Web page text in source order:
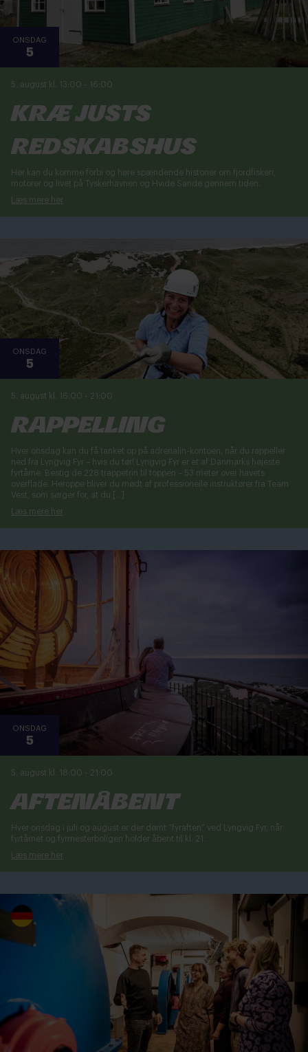
ONSDAG
5
5. august kl. 13:00 - 16:00
Kræ Justs
Redskabshus
Her kan du komme forbi og høre spændende historier om fjordfiskeri,
motorer og livet på Tyskerhavnen og Hvide Sande gennem tiden.
Læs mere her
ONSDAG
5
5. august kl. 16:00 - 21:00
Rappelling
Hver onsdag kan du få tanket op på adrenalin-kontoen, når du rappeller
ned fra Lyngvig Fyr – hvis du tør! Lyngvig Fyr er et af Danmarks højeste
fyrtårne. Bestig de 228 trappetrin til toppen – 53 meter over havets
overflade. Heroppe bliver du mødt af professionelle instruktører fra Team
Vest, som sørger for, at du […]
Læs mere her
ONSDAG
5
5. august kl. 18:00 - 21:00
Aftenåbent
Hver onsdag i juli og august er der dømt “fyraften” ved Lyngvig Fyr, når
fyrtårnet og fyrmesterboligen holder åbent til kl. 21.
Læs mere her